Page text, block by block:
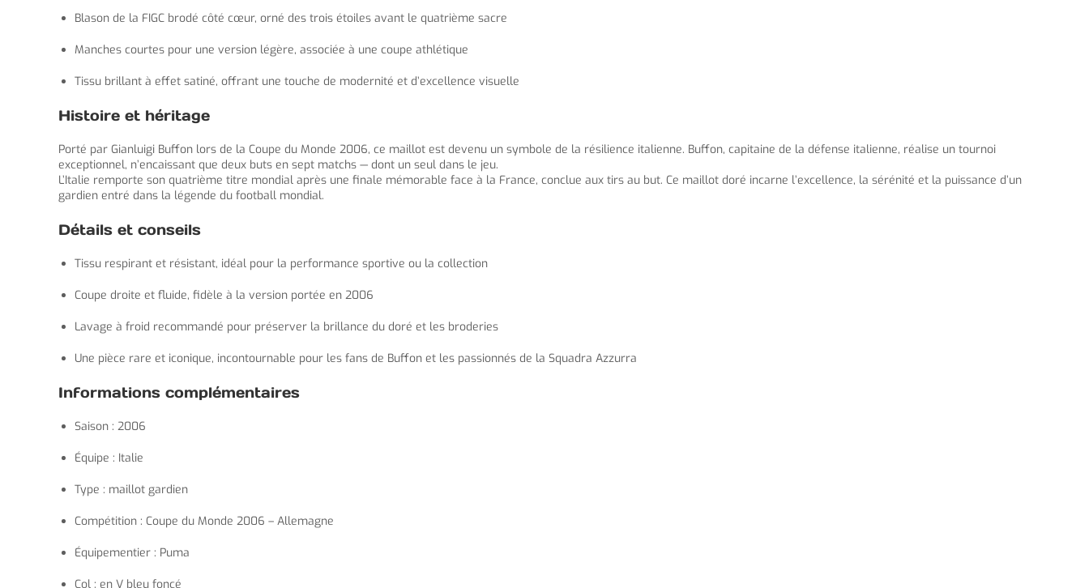
Blason de la FIGC brodé côté cœur, orné des trois étoiles avant le quatrième sacre
Manches courtes pour une version légère, associée à une coupe athlétique
Tissu brillant à effet satiné, offrant une touche de modernité et d’excellence visuelle
Histoire et héritage
Porté par Gianluigi Buffon lors de la Coupe du Monde 2006, ce maillot est devenu un symbole de la résilience italienne. Buffon, capitaine de la défense italienne, réalise un tournoi
exceptionnel, n’encaissant que deux buts en sept matchs — dont un seul dans le jeu.
L’Italie remporte son quatrième titre mondial après une finale mémorable face à la France, conclue aux tirs au but. Ce maillot doré incarne l’excellence, la sérénité et la puissance d’un
gardien entré dans la légende du football mondial.
Détails et conseils
Tissu respirant et résistant, idéal pour la performance sportive ou la collection
Coupe droite et fluide, fidèle à la version portée en 2006
Lavage à froid recommandé pour préserver la brillance du doré et les broderies
Une pièce rare et iconique, incontournable pour les fans de Buffon et les passionnés de la Squadra Azzurra
Informations complémentaires
Saison : 2006
Équipe : Italie
Type : maillot gardien
Compétition : Coupe du Monde 2006 – Allemagne
Équipementier : Puma
Col : en V bleu foncé